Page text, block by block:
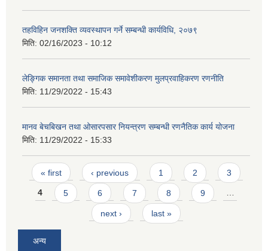
तहविहिन जनशक्ति व्यवस्थापन गर्ने सम्बन्धी कार्यविधि, २०७९
मिति: 02/16/2023 - 10:12
लेङ्गिक समानता तथा समाजिक समावेशीकरण मुलप्रवाहिकरण रणनीति
मिति: 11/29/2022 - 15:43
मानव बेचबिखन तथा ओसारपसार नियन्त्रण सम्बन्धी रणनैतिक कार्य योजना
मिति: 11/29/2022 - 15:33
Pages
« first ‹ previous 1 2 3
4 5 6 7 8 9 …
next › last »
अन्य